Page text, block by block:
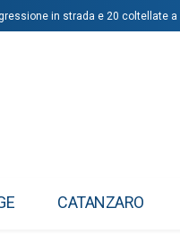
in strada e 20 coltellate
CATANZARO